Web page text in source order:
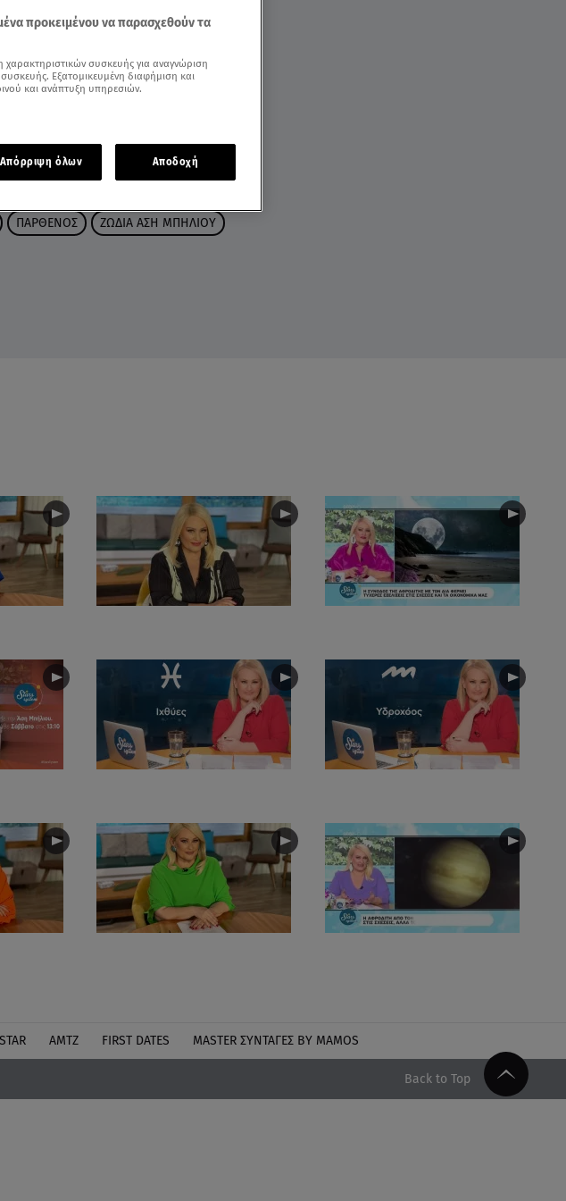
ΠΑΡΘΕΝΟΣ ΖΩΔΙΑ ΑΣΗ ΜΠΗΛΙΟΥ
ΑΜΤΖ FIRST DATES MASTER ΣΥΝΤΑΓΈΣ BY MAMOS
Back to Top
προκειμένου να παρασχεθούν τα
συσκευής για αναγνώριση
Εξατομικευμένη διαφήμιση και
και ανάπτυξη υπηρεσιών.
Απόρριψη όλων Αποδοχή